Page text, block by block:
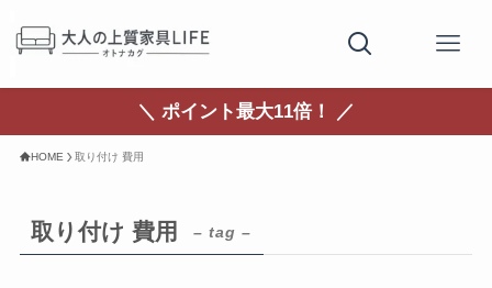
＼ ポイント最大11倍！ ／
HOME 取り付け 費用
取り付け 費用 – tag –